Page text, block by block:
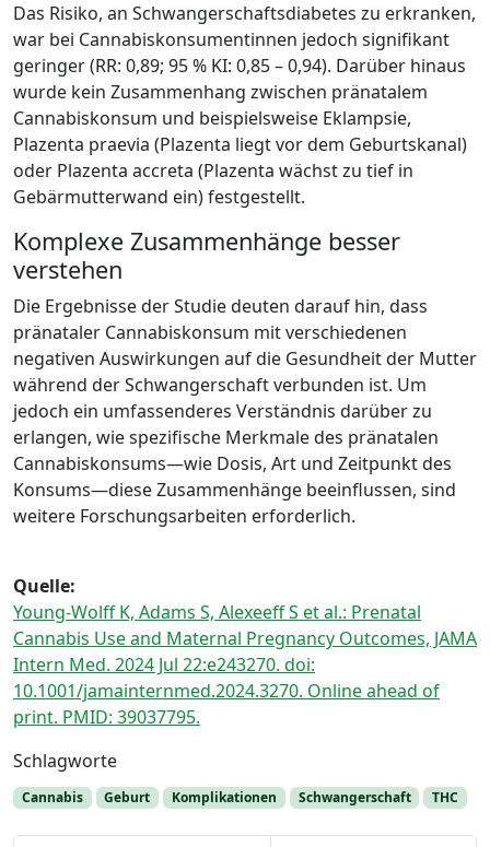
Das Risiko, an Schwangerschaftsdiabetes zu erkranken,
war bei Cannabiskonsumentinnen jedoch signifikant
geringer (RR: 0,89; 95 % KI: 0,85 – 0,94). Darüber hinaus
wurde kein Zusammenhang zwischen pränatalem
Cannabiskonsum und beispielsweise Eklampsie,
Plazenta praevia (Plazenta liegt vor dem Geburtskanal)
oder Plazenta accreta (Plazenta wächst zu tief in
Gebärmutterwand ein) festgestellt.
Komplexe Zusammenhänge besser
verstehen
Die Ergebnisse der Studie deuten darauf hin, dass
pränataler Cannabiskonsum mit verschiedenen
negativen Auswirkungen auf die Gesundheit der Mutter
während der Schwangerschaft verbunden ist. Um
jedoch ein umfassenderes Verständnis darüber zu
erlangen, wie spezifische Merkmale des pränatalen
Cannabiskonsums—wie Dosis, Art und Zeitpunkt des
Konsums—diese Zusammenhänge beeinflussen, sind
weitere Forschungsarbeiten erforderlich.
Quelle:
Young-Wolff K, Adams S, Alexeeff S et al.: Prenatal
Cannabis Use and Maternal Pregnancy Outcomes, JAMA
Intern Med. 2024 Jul 22:e243270. doi:
10.1001/jamainternmed.2024.3270. Online ahead of
print. PMID: 39037795.
Schlagworte
Cannabis Geburt Komplikationen Schwangerschaft THC